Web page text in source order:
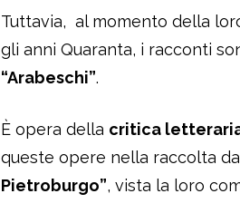
Tuttavia, al momento della
gli anni Quaranta, i racconti
“Arabeschi”.
È opera della critica
queste opere nella raccolta
Pietroburgo”, vista la loro